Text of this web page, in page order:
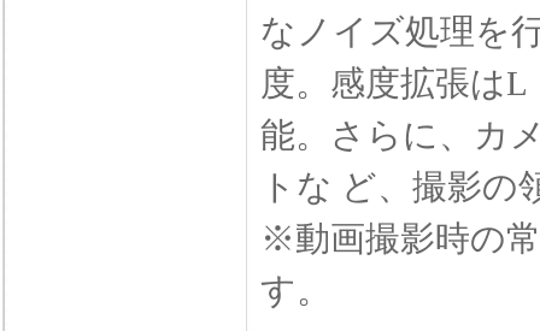
なノイズ処理を
度。感度拡張はL
能。さらに、カ
トな ど、撮影の
※動画撮影時の
す。